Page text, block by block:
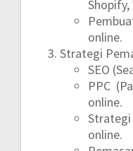
online.
Strategi
SEO
PPC
online.
online.